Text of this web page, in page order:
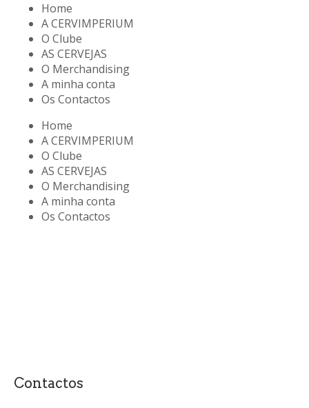
Home
A CERVIMPERIUM
O Clube
AS CERVEJAS
O Merchandising
A minha conta
Os Contactos
Home
A CERVIMPERIUM
O Clube
AS CERVEJAS
O Merchandising
A minha conta
Os Contactos
Contactos